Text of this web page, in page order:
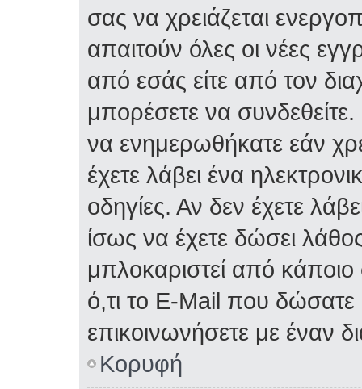
σας να χρειάζεται
απαιτούν όλες οι νέες
από εσάς είτε από τον
μπορέσετε να
να ενημερωθήκατε εάν
έχετε λάβει ένα
οδηγίες. Αν δεν έχετε
ίσως να έχετε δώσει
μπλοκαριστεί από
ό,τι το E-Mail που
επικοινωνήσετε με έναν
Κορυφή